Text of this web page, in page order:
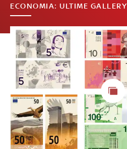
ECONOMIA: ULTIME GALLERY